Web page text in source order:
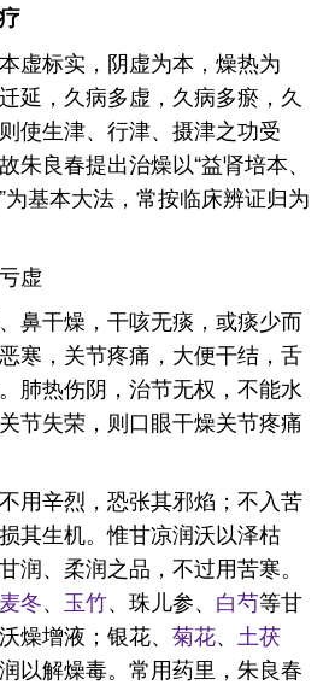
虚标实，阴虚为本，燥热为
延，久病多虚，久病多瘀，久
使生津、行津、摄津之功受
朱良春提出治燥以“益肾培本、
基本大法，常按临床辨证归为
虚
鼻干燥，干咳无痰，或痰少而
寒，关节疼痛，大便干结，舌
肺热伤阴，治节无权，不能水
节失荣，则口眼干燥关节疼痛
用辛烈，恐张其邪焰；不入苦
其生机。惟甘凉润沃以泽枯
润、柔润之品，不过用苦寒。
麦冬、 玉竹、珠儿参、 白芍等甘
燥增液；银花、 菊花、 土茯
以解燥毒。常用药里，朱良春